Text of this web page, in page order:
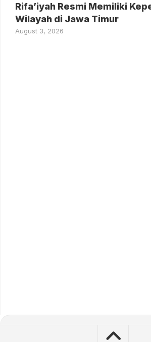
Rifa’iyah Resmi Memiliki
Wilayah di Jawa Timur
August 3, 2026